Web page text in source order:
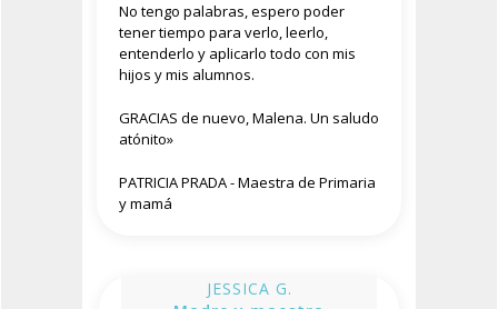
No tengo palabras, espero poder
tener tiempo para verlo, leerlo,
entenderlo y aplicarlo todo con mis
hijos y mis alumnos.
GRACIAS de nuevo, Malena. Un saludo
atónito»
PATRICIA PRADA - Maestra de Primaria
y mamá
JESSICA G.